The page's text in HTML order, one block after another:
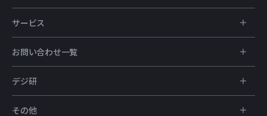
サービス
お問い合わせ一覧
デジ研
その他